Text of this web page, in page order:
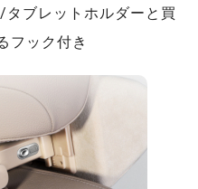
タブレットホルダーと買
フック付き